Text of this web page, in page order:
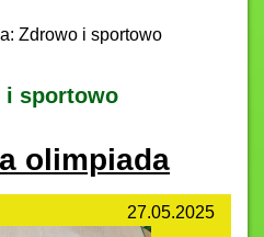
Zdrowo i sportowo
i sportowo
olimpiada
27.05.2025